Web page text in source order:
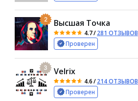
2 Высшая Точка
4.7/281 ОТЗЫВОВ
Проверен
3 Velrix
4.6/214 ОТЗЫВОВ
Проверен